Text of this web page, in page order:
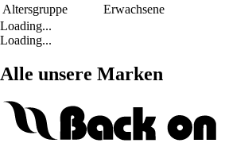
Altersgruppe
Erwachsene
Loading...
Loading...
Alle unsere Marken